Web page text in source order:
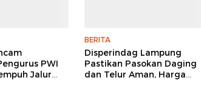
PWI
Jalur
BERITA
Disperindag Lampung
Pastikan Pasokan Daging
dan Telur Aman, Harga